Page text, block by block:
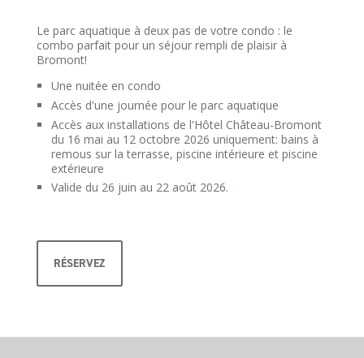
Le parc aquatique à deux pas de votre condo : le
combo parfait pour un séjour rempli de plaisir à
Bromont!
Une nuitée en condo
Accès d'une journée pour le parc aquatique
Accès aux installations de l'Hôtel Château-Bromont
du 16 mai au 12 octobre 2026 uniquement: bains à
remous sur la terrasse, piscine intérieure et piscine
extérieure
Valide du 26 juin au 22 août 2026.
RÉSERVEZ